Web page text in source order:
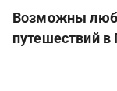
Возможны
путешествий в